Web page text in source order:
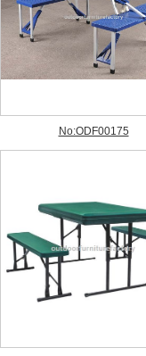
No:ODF00175